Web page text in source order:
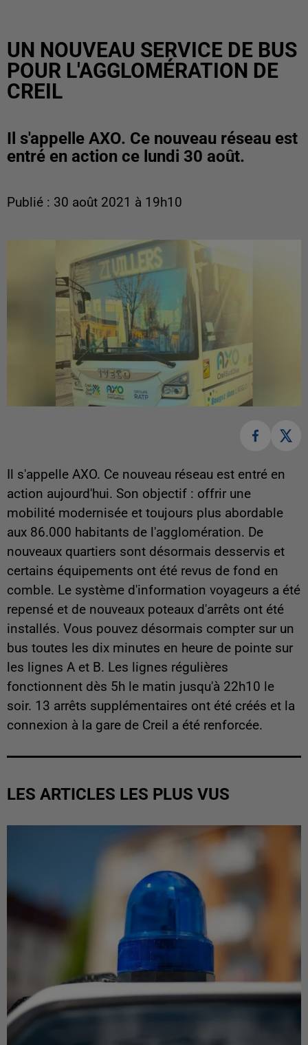
UN NOUVEAU SERVICE DE BUS
POUR L'AGGLOMÉRATION DE
CREIL
Il s'appelle AXO. Ce nouveau réseau est
entré en action ce lundi 30 août.
Publié : 30 août 2021 à 19h10
Il s'appelle AXO. Ce nouveau réseau est entré en
action aujourd'hui. Son objectif : offrir une
mobilité modernisée et toujours plus abordable
aux 86.000 habitants de l'agglomération. De
nouveaux quartiers sont désormais desservis et
certains équipements ont été revus de fond en
comble. Le système d'information voyageurs a été
repensé et de nouveaux poteaux d'arrêts ont été
installés. Vous pouvez désormais compter sur un
bus toutes les dix minutes en heure de pointe sur
les lignes A et B. Les lignes régulières
fonctionnent dès 5h le matin jusqu'à 22h10 le
soir. 13 arrêts supplémentaires ont été créés et la
connexion à la gare de Creil a été renforcée.
LES ARTICLES LES PLUS VUS